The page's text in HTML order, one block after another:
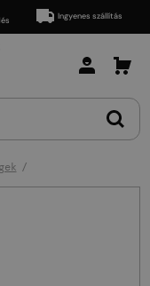
Ingyenes szállítás